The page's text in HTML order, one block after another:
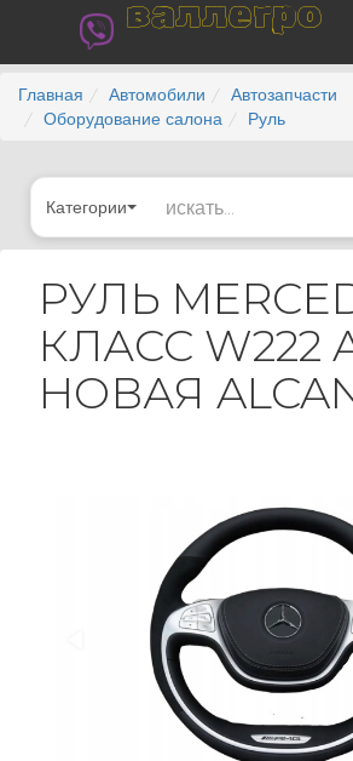
валлегро
Главная Автомобили
Автозапчасти
Оборудование салона
Руль
Категории
РУЛЬ
КЛАСС W222
НОВАЯ